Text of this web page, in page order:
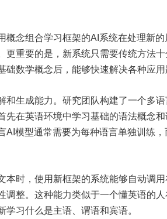
概念组合学习框架的AI系统在处理新
更重要的是，新系统只需要传统方法
础数学概念后，能够快速解决各种应
和生成能力。研究团队构建了一个多
先在英语环境中学习基础的语法概念
AI模型通常需要为每种语言单独训练
本时，使用新框架的系统能够自动调
调整。这种能力类似于一个懂英语的
学习什么是主语、谓语和宾语。